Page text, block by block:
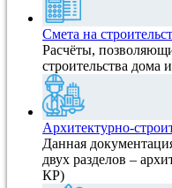
Смета на
Расчёты,
строительства дома
Архитектурно-
Данная
двух разделов –
КР)